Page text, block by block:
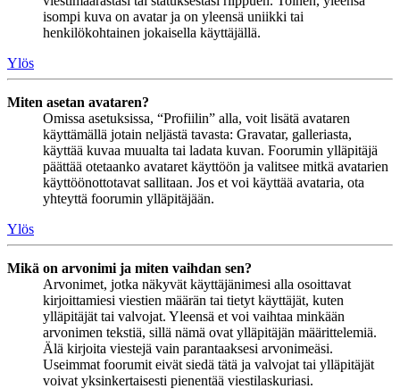
isompi kuva on avatar ja on yleensä uniikki tai
henkilökohtainen jokaisella käyttäjällä.
Ylös
Miten asetan avataren?
Omissa asetuksissa, “Profiilin” alla, voit lisätä avataren
käyttämällä jotain neljästä tavasta: Gravatar, galleriasta,
käyttää kuvaa muualta tai ladata kuvan. Foorumin ylläpitäjä
päättää otetaanko avataret käyttöön ja valitsee mitkä avatarien
käyttöönottotavat sallitaan. Jos et voi käyttää avataria, ota
yhteyttä foorumin ylläpitäjään.
Ylös
Mikä on arvonimi ja miten vaihdan sen?
Arvonimet, jotka näkyvät käyttäjänimesi alla osoittavat
kirjoittamiesi viestien määrän tai tietyt käyttäjät, kuten
ylläpitäjät tai valvojat. Yleensä et voi vaihtaa minkään
arvonimen tekstiä, sillä nämä ovat ylläpitäjän määrittelemiä.
Älä kirjoita viestejä vain parantaaksesi arvonimeäsi.
Useimmat foorumit eivät siedä tätä ja valvojat tai ylläpitäjät
voivat yksinkertaisesti pienentää viestilaskuriasi.